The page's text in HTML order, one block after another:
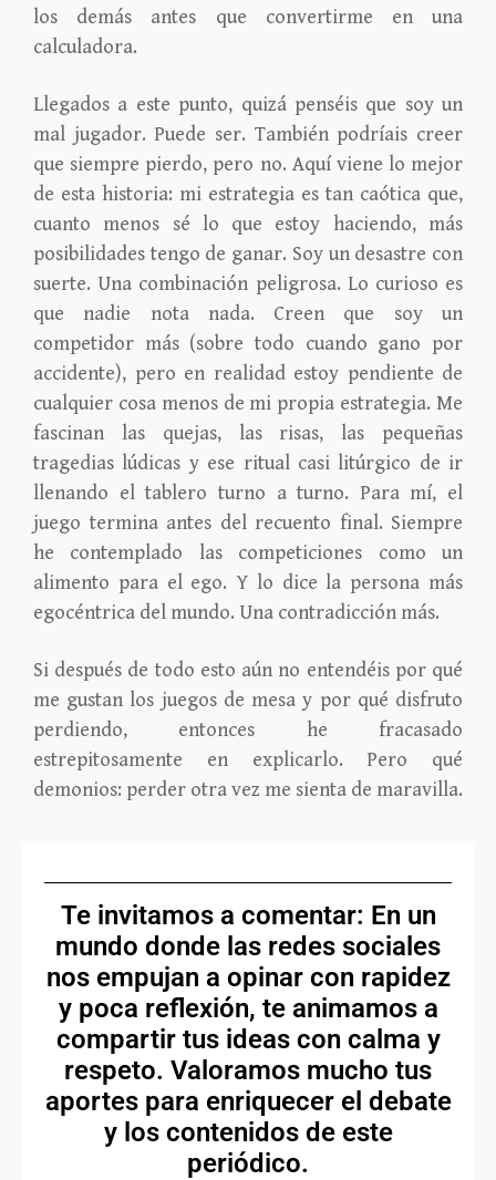
los demás antes que convertirme en una
calculadora.
Llegados a este punto, quizá penséis que soy un
mal jugador. Puede ser. También podríais creer
que siempre pierdo, pero no. Aquí viene lo mejor
de esta historia: mi estrategia es tan caótica que,
cuanto menos sé lo que estoy haciendo, más
posibilidades tengo de ganar. Soy un desastre con
suerte. Una combinación peligrosa. Lo curioso es
que nadie nota nada. Creen que soy un
competidor más (sobre todo cuando gano por
accidente), pero en realidad estoy pendiente de
cualquier cosa menos de mi propia estrategia. Me
fascinan las quejas, las risas, las pequeñas
tragedias lúdicas y ese ritual casi litúrgico de ir
llenando el tablero turno a turno. Para mí, el
juego termina antes del recuento final. Siempre
he contemplado las competiciones como un
alimento para el ego. Y lo dice la persona más
egocéntrica del mundo. Una contradicción más.
Si después de todo esto aún no entendéis por qué
me gustan los juegos de mesa y por qué disfruto
perdiendo, entonces he fracasado
estrepitosamente en explicarlo. Pero qué
demonios: perder otra vez me sienta de maravilla.
Te invitamos a comentar: En un
mundo donde las redes sociales
nos empujan a opinar con rapidez
y poca reflexión, te animamos a
compartir tus ideas con calma y
respeto. Valoramos mucho tus
aportes para enriquecer el debate
y los contenidos de este
periódico.